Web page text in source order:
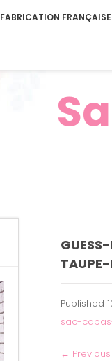
FABRICATION FRANÇAISE
Published
sac-
← Previous